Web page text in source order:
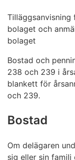
bolaget och
bolaget
Bostad och
238 och 239 i
blankett för
och 239.
Bostad
Om delägaren
sig eller sin